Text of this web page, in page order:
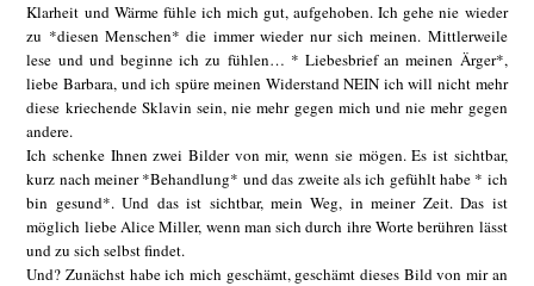
Klarheit und Wärme fühle ich mich gut, aufgehoben. Ich gehe nie wieder
zu *diesen Menschen* die immer wieder nur sich meinen. Mittlerweile
lese und und beginne ich zu fühlen… * Liebesbrief an meinen Ärger*,
liebe Barbara, und ich spüre meinen Widerstand NEIN ich will nicht mehr
diese kriechende Sklavin sein, nie mehr gegen mich und nie mehr gegen
andere.
Ich schenke Ihnen zwei Bilder von mir, wenn sie mögen. Es ist sichtbar,
kurz nach meiner *Behandlung* und das zweite als ich gefühlt habe * ich
bin gesund*. Und das ist sichtbar, mein Weg, in meiner Zeit. Das ist
möglich liebe Alice Miller, wenn man sich durch ihre Worte berühren lässt
und zu sich selbst findet.
Und? Zunächst habe ich mich geschämt, geschämt dieses Bild von mir an